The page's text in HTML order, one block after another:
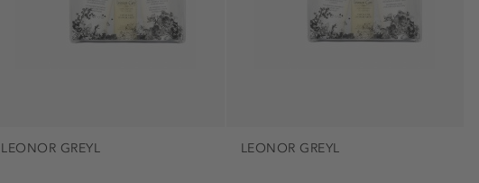
LEONOR GREYL LEONOR GREYL